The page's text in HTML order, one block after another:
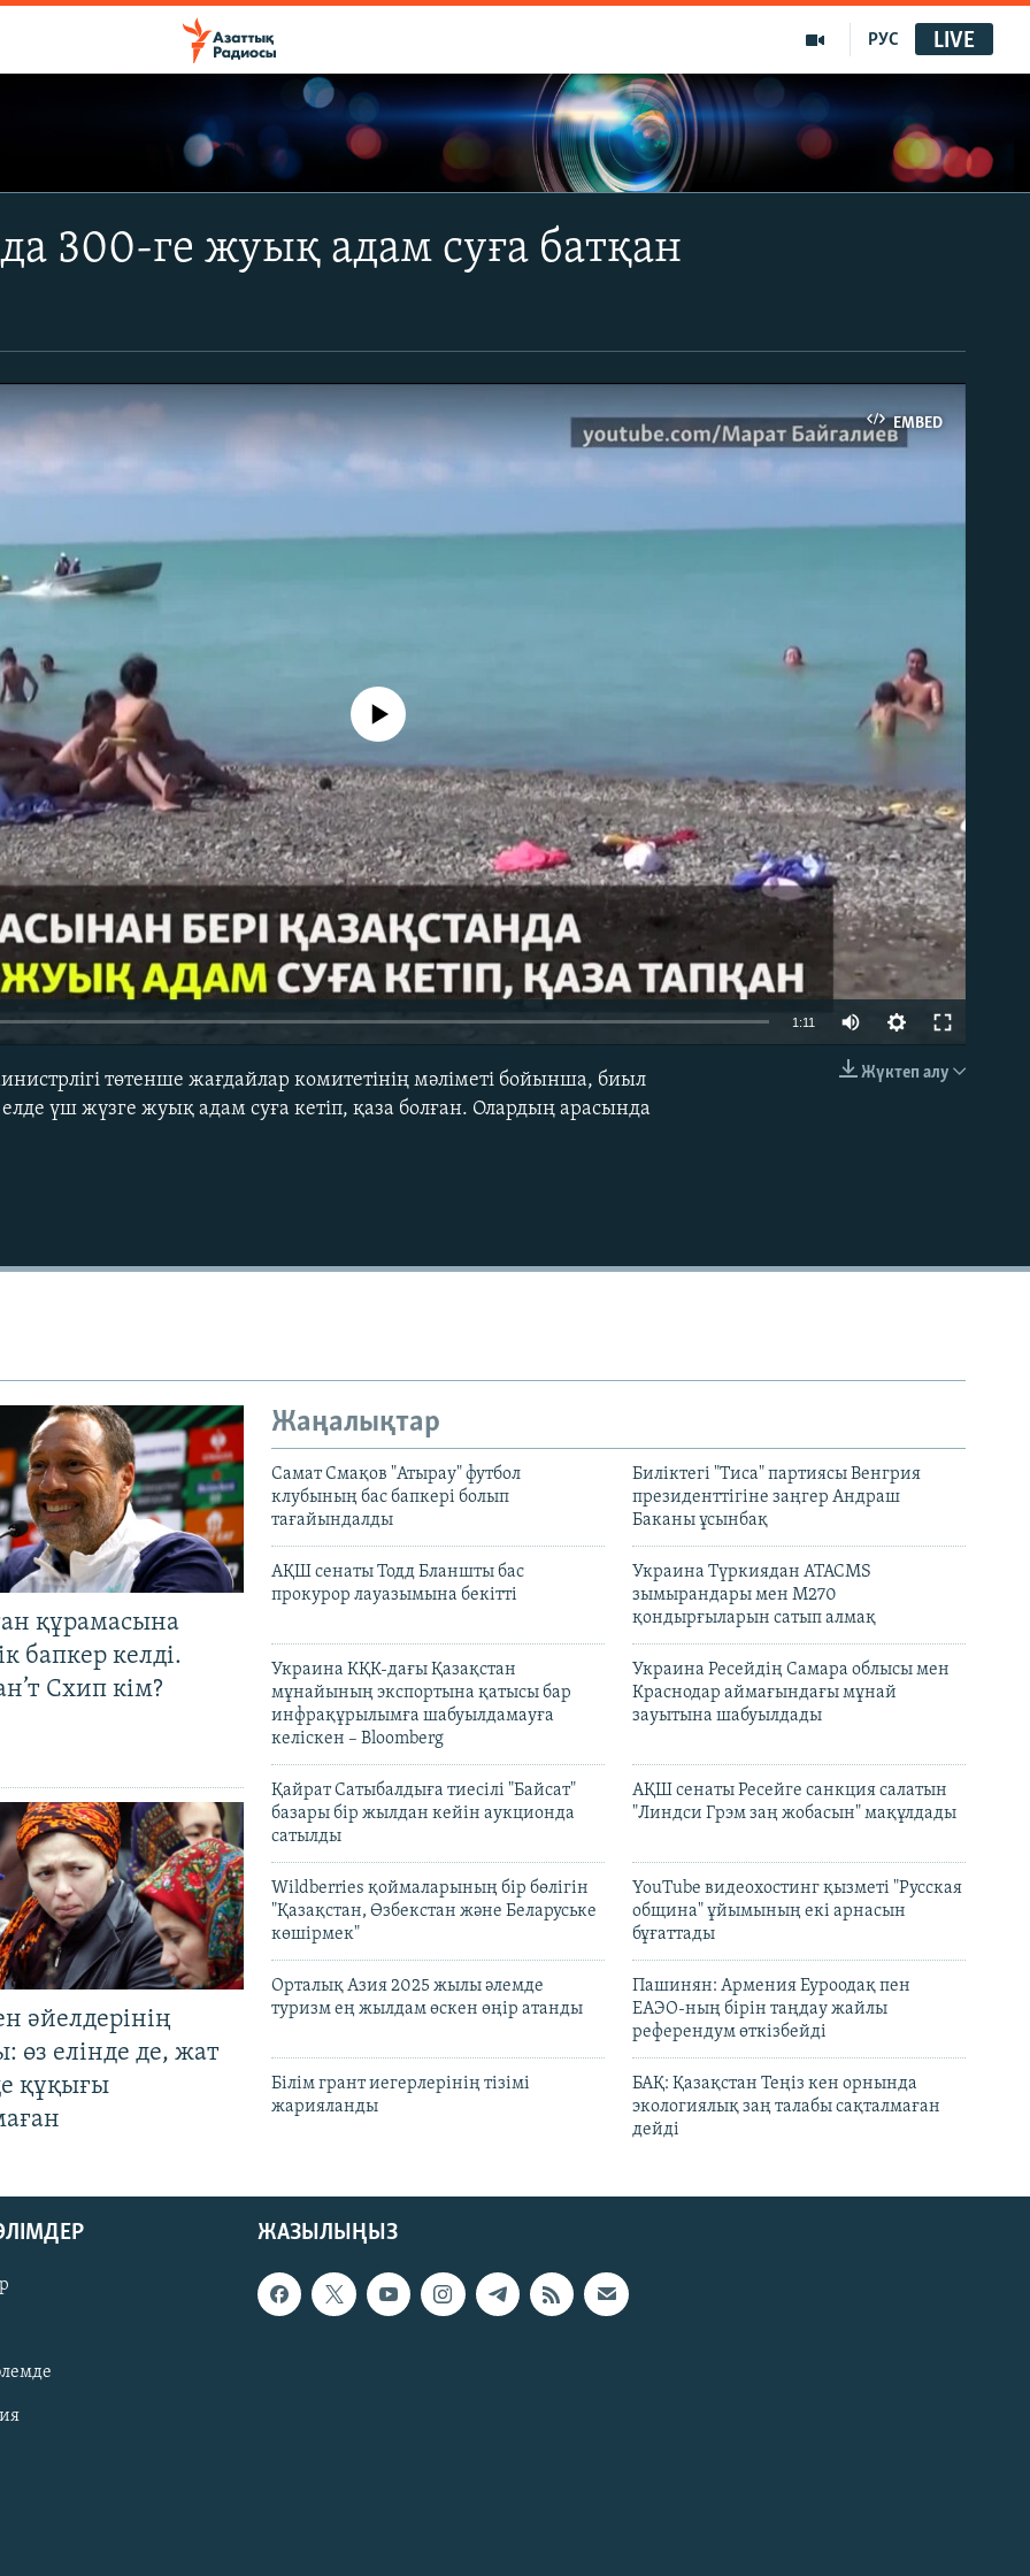
РУС LIVE
300-ге жуық адам суға батқан
EMBED
EMBED
No media source currently available
1:11
Жүктеп алу
төтенше жағдайлар комитетінің мәліметі бойынша, биыл
үш жүзге жуық адам суға кетіп, қаза болған. Олардың арасында
құрамасына
бапкер келді.
Схип кім?
әйелдерінің
өз елінде де, жат
құқығы
Жаңалықтар
Самат Смақов "Атырау" футбол
клубының бас бапкері болып
тағайындалды
Биліктегі "Тиса" партиясы Венгрия
президенттігіне заңгер Андраш
Баканы ұсынбақ
АҚШ сенаты Тодд Бланшты бас
прокурор лауазымына бекітті
Украина Түркиядан ATACMS
зымырандары мен M270
қондырғыларын сатып алмақ
Украина КҚК-дағы Қазақстан
мұнайының экспортына қатысы бар
инфрақұрылымға шабуылдамауға
келіскен – Bloomberg
Украина Ресейдің Самара облысы мен
Краснодар аймағындағы мұнай
зауытына шабуылдады
Қайрат Сатыбалдыға тиесілі "Байсат"
базары бір жылдан кейін аукционда
сатылды
АҚШ сенаты Ресейге санкция салатын
"Линдси Грэм заң жобасын" мақұлдады
Wildberries қоймаларының бір бөлігін
"Қазақстан, Өзбекстан және Беларуське
көшірмек"
YouTube видеохостинг қызметі "Русская
община" ұйымының екі арнасын
бұғаттады
Орталық Азия 2025 жылы әлемде
туризм ең жылдам өскен өңір атанды
Пашинян: Армения Еуроодақ пен
ЕАЭО-ның бірін таңдау жайлы
референдум өткізбейді
Білім грант иегерлерінің тізімі
жарияланды
БАҚ: Қазақстан Теңіз кен орнында
экологиялық заң талабы сақталмаған
дейді
ЖАЗЫЛЫҢЫЗ